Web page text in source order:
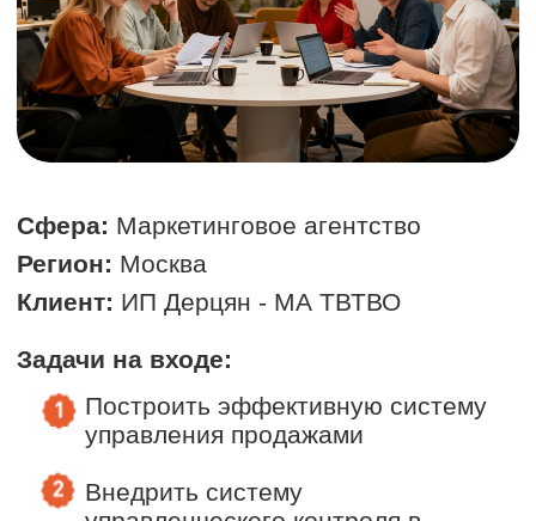
Точка А:
1 менеджер в отделе продаж
Точка Б:
2 менеджера в отделе продаж
Выручка 3 000 000 ₽
Конверсия из "тёплого" лида в
продажу увеличилась с 0 до 20%
за 2 месяца
Проведено 10 встреч,,
заключено 3 продажи на общую
сумму 3 000 000 ₽
Сформирован стабильный отдел
продаж из 2 менеджеров с